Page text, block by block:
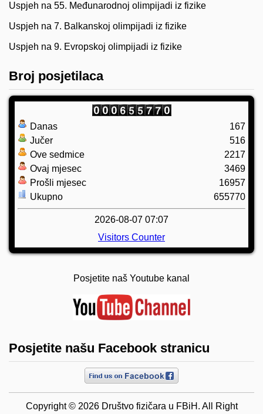
Uspjeh na 55. Međunarodnoj olimpijadi iz fizike
Uspjeh na 7. Balkanskoj olimpijadi iz fizike
Uspjeh na 9. Evropskoj olimpijadi iz fizike
Broj posjetilaca
Danas
Jučer
Ove sedmice
Ovaj mjesec
Prošli mjesec
Ukupno
167
516
2217
3469
16957
655770
2026-08-07 07:07
Visitors Counter
Posjetite naš Youtube kanal
Posjetite našu Facebook stranicu
Copyright © 2026 Društvo fizičara u FBiH. All Right